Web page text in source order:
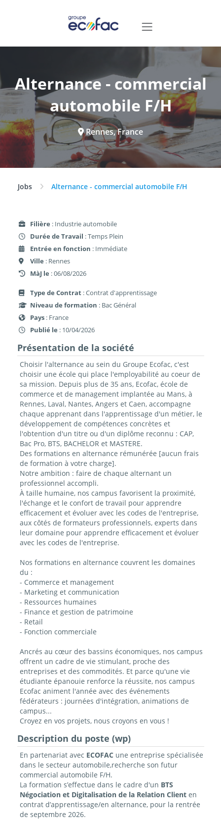
Alternance - commercial
automobile F/H
Rennes, France
Jobs Alternance - commercial automobile F/H
Filière : Industrie automobile
Durée de Travail : Temps Plein
Entrée en fonction : Immédiate
Ville : Rennes
MàJ le : 06/08/2026
Type de Contrat : Contrat d'apprentissage
Niveau de formation : Bac Général
Pays : France
Publié le : 10/04/2026
Présentation de la société
Choisir l'alternance au sein du Groupe Ecofac, c'est
choisir une école qui place l'employabilité au coeur de
sa mission. Depuis plus de 35 ans, Ecofac, école de
commerce et de management implantée au Mans, à
Rennes, Laval, Nantes, Angers et Caen, accompagne
chaque apprenant dans l'apprentissage d'un métier, le
développement de compétences concrètes et
l'obtention d'un titre ou d'un diplôme reconnu : CAP,
Bac Pro, BTS, BACHELOR et MASTERE.
Des formations en alternance rémunérée [aucun frais
de formation à votre charge].
Notre ambition : faire de chaque alternant un
professionnel accompli.
À taille humaine, nos campus favorisent la proximité,
l'échange et le confort de travail pour apprendre
efficacement et évoluer avec les codes de l'entreprise,
aux côtés de formateurs professionnels, experts dans
leur domaine pour apprendre efficacement et évoluer
avec les codes de l'entreprise.
Nos formations en alternance couvrent les domaines
du :
- Commerce et management
- Marketing et communication
- Ressources humaines
- Finance et gestion de patrimoine
- Retail
- Fonction commerciale
Ancrés au cœur des bassins économiques, nos campus
offrent un cadre de vie stimulant, proche des
entreprises et des commodités. Et parce qu'une vie
étudiante épanouie renforce la réussite, nos campus
Ecofac animent l'année avec des événements
fédérateurs : journées d'intégration, animations de
campus...
Croyez en vos projets, nous croyons en vous !
Description du poste (wp)
En partenariat avec ECOFAC une entreprise spécialisée
dans le secteur automobile,recherche son futur
commercial automobile F/H.
La formation s’effectue dans le cadre d'un BTS
Négociation et Digitalisation de la Relation Clienten
contrat d’apprentissage/en alternance, pour la rentrée
de septembre 2026.